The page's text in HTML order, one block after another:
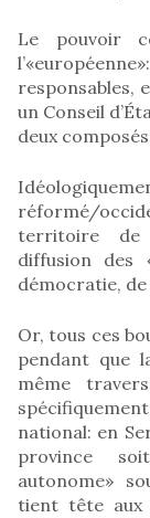
Le pouvoir
responsables,
un Conseil
deux
réformé/
territoire de
diffusion des
démocratie,
Or, tous ces
pendant que
même
national: en
province
autonome»
tient tête aux